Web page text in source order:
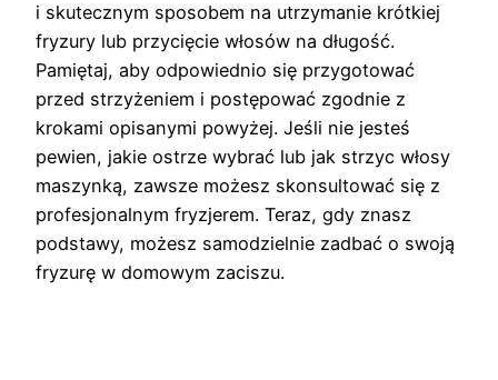
i skutecznym sposobem na utrzymanie krótkiej
fryzury lub przycięcie włosów na długość.
Pamiętaj, aby odpowiednio się przygotować
przed strzyżeniem i postępować zgodnie z
krokami opisanymi powyżej. Jeśli nie jesteś
pewien, jakie ostrze wybrać lub jak strzyc włosy
maszynką, zawsze możesz skonsultować się z
profesjonalnym fryzjerem. Teraz, gdy znasz
podstawy, możesz samodzielnie zadbać o swoją
fryzurę w domowym zaciszu.